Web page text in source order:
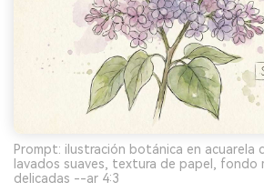
Prompt: ilustración botánica en acuarela
lavados suaves, textura de papel, fondo
delicadas --ar 4:3